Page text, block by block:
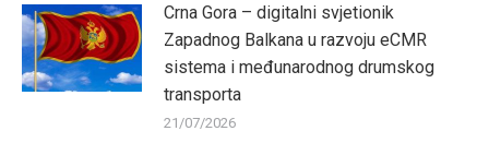
Crna Gora – digitalni svjetionik
Zapadnog Balkana u razvoju eCMR
sistema i međunarodnog drumskog
transporta
21/07/2026